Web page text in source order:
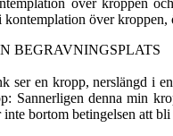
över kroppen
över kroppen,
BEGRAVNINGSPLATS
ser en kropp, nerslängd i
Sannerligen denna min
bortom betingelsen att